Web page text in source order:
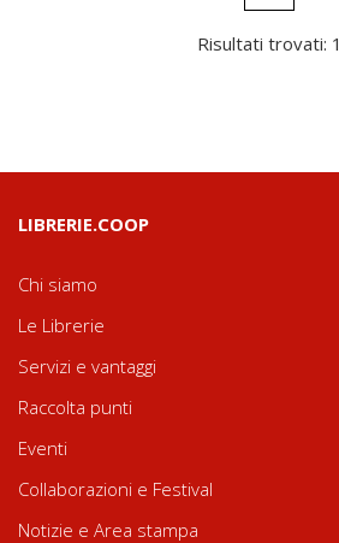
Risultati trovati: 1
LIBRERIE.COOP
Chi siamo
Le Librerie
Servizi e vantaggi
Raccolta punti
Eventi
Collaborazioni e Festival
Notizie e Area stampa